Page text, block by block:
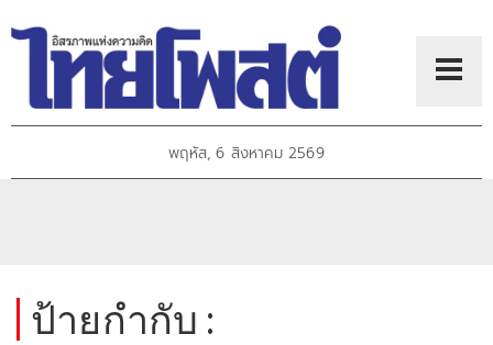
พฤหัส, 6 สิงหาคม 2569
ป้ายกำกับ :